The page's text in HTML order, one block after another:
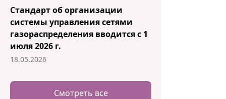
Стандарт об организации
системы управления сетями
газораспределения вводится с 1
июля 2026 г.
18.05.2026
Смотреть все